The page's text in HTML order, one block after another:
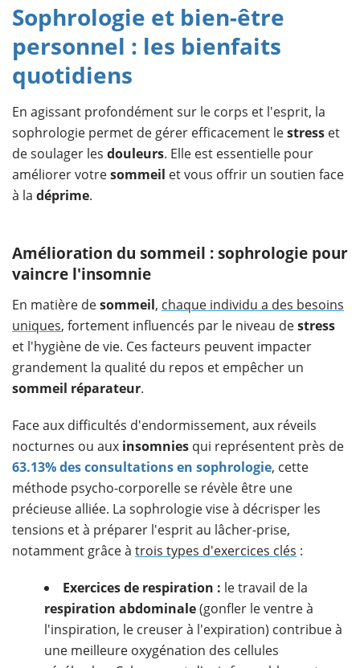
Sophrologie et bien-être
personnel : les bienfaits
quotidiens
En agissant profondément sur le corps et l'esprit, la
sophrologie permet de gérer efficacement lestress et
de soulager les douleurs. Elle est essentielle pour
améliorer votresommeil et vous offrir un soutien face
à la déprime.
Amélioration du sommeil : sophrologie pour
vaincre l'insomnie
En matière desommeil, chaque individu a des besoins
uniques, fortement influencés par le niveau destress
et l'hygiène de vie. Ces facteurs peuvent impacter
grandement la qualité du repos et empêcher un
sommeil réparateur.
Face aux difficultés d'endormissement, aux réveils
nocturnes ou aux insomnies qui représentent près de
63.13% des consultations en sophrologie, cette
méthode psycho-corporelle se révèle être une
précieuse alliée. La sophrologie vise à décrisper les
tensions et à préparer l'esprit au lâcher-prise,
notamment grâce à trois types d'exercices clés :
Exercices de respiration : le travail de la
respiration abdominale(gonfler le ventre à
l'inspiration, le creuser à l'expiration) contribue à
une meilleure oxygénation des cellules